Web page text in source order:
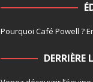
Pourquoi Café Powell ?